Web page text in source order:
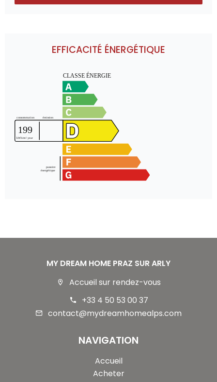
EFFICACITÉ ÉNERGÉTIQUE
MY DREAM HOME PRAZ SUR ARLY
Accueil sur rendez-vous
+33 4 50 53 00 37
contact@mydreamhomealps.com
NAVIGATION
Accueil
Acheter